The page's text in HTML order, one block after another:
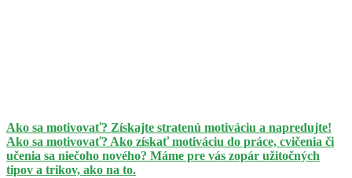
Ako sa motivovať? Získajte stratenú motiváciu a napredujte!
Ako sa motivovať? Ako získať motiváciu do práce, cvičenia či
učenia sa niečoho nového? Máme pre vás zopár užitočných
tipov a trikov, ako na to.